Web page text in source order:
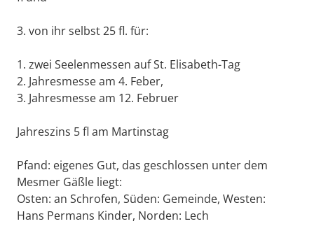
3. von ihr selbst 25 fl. für:
1. zwei Seelenmessen auf St. Elisabeth-Tag
2. Jahresmesse am 4. Feber,
3. Jahresmesse am 12. Februer
Jahreszins 5 fl am Martinstag
Pfand: eigenes Gut, das geschlossen unter dem
Mesmer Gäßle liegt:
Osten: an Schrofen, Süden: Gemeinde, Westen:
Hans Permans Kinder, Norden: Lech